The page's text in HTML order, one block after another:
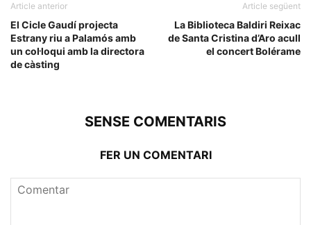
Article anterior
El Cicle Gaudí projecta
Estrany riu a Palamós amb
un col·loqui amb la directora
de càsting
Article següent
La Biblioteca Baldiri Reixac
de Santa Cristina d’Aro acull
el concert Bolérame
SENSE COMENTARIS
FER UN COMENTARI